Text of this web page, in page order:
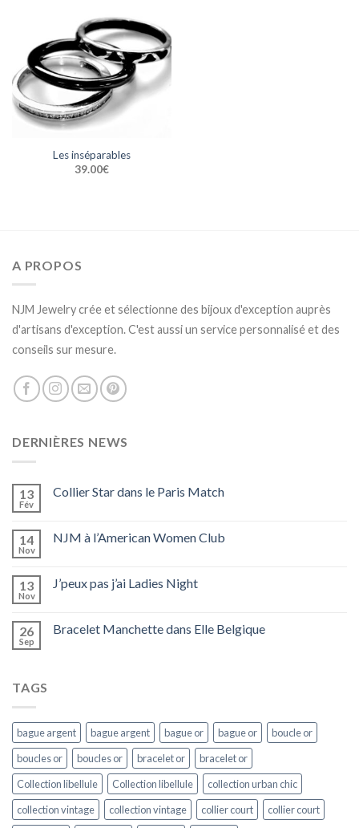
Les inséparables
39.00€
A PROPOS
NJM Jewelry crée et sélectionne des bijoux d'exception auprès
d'artisans d'exception. C'est aussi un service personnalisé et des
conseils sur mesure.
DERNIÈRES NEWS
13
Fév
Collier Star dans le Paris Match
14
Nov
NJM à l’American Women Club
13
Nov
J’peux pas j’ai Ladies Night
26
Sep
Bracelet Manchette dans Elle Belgique
TAGS
bague argent bague argent bague or bague or
boucle or
boucles or
boucles or bracelet or
bracelet or
Collection libellule
Collection libellule
collection urban chic
collection vintage
collection vintage collier court collier court